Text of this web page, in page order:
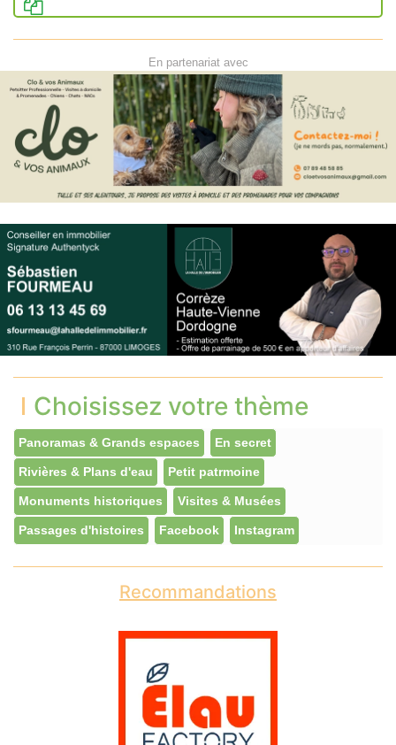
En partenariat avec
Choisissez votre thème
Panoramas & Grands espaces En secret
Rivières & Plans d'eau Petit patrmoine
Monuments historiques Visites & Musées
Passages d'histoires Facebook Instagram
Recommandations